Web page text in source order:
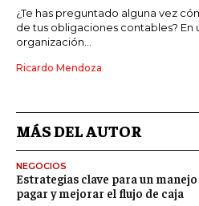
¿Te has preguntado alguna vez
de tus obligaciones contables? En
organización...
Ricardo Mendoza
MÁS DEL AUTOR
NEGOCIOS
Estrategias clave para un
pagar y mejorar el flujo de caja